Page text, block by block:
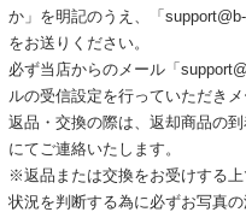
か」を明記のうえ、「
をお送りください。
必ず当店からのメール「
ルの受信設定を行っていただき
返品・交換の際は、返却商品の
にてご連絡いたします。
※返品または交換をお受けする
状況を判断する為に必ずお写真